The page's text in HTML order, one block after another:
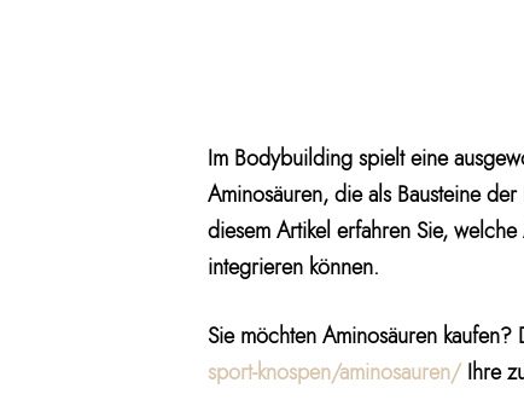
Im Bodybuilding spielt eine
Aminosäuren, die als Bausteine
diesem Artikel erfahren Sie,
integrieren können.
Sie möchten Aminosäuren
sport-knospen/aminosauren/Ihre